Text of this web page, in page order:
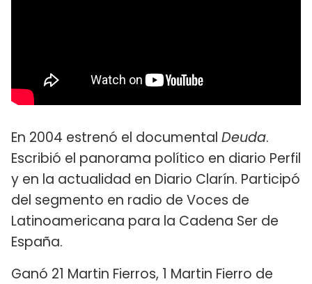
En 2004 estrenó el documental Deuda.
Escribió el panorama político en diario Perfil
y en la actualidad en Diario Clarín. Participó
del segmento en radio de Voces de
Latinoamericana para la Cadena Ser de
España.
Ganó 21 Martin Fierros, 1 Martin Fierro de